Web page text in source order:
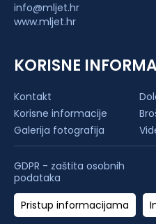
info@mljet.hr
www.mljet.hr
KORISNE
Kontakt
Korisne informacije
Galerija fotografija
GDPR - zaštita osobnih
podataka
Pristup informacijama